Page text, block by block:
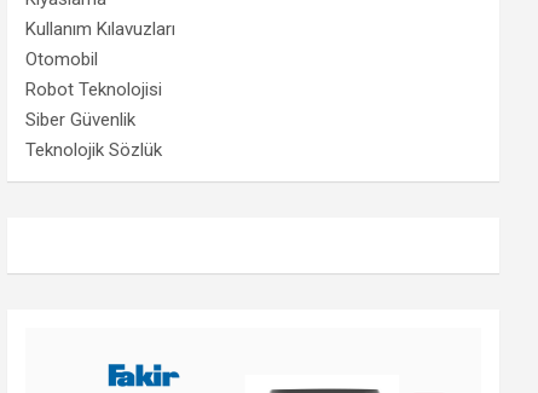
Kullanım Kılavuzları
Otomobil
Robot Teknolojisi
Siber Güvenlik
Teknolojik Sözlük